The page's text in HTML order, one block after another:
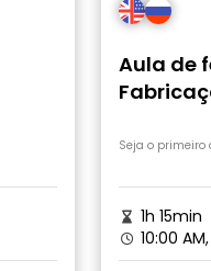
Aula de
Seja o
1h 15min
10:00